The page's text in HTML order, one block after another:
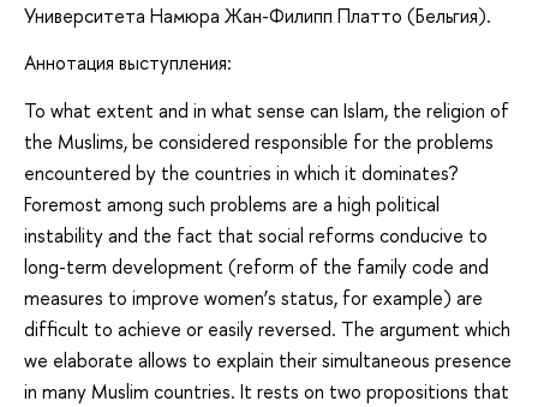
Университета Намюра Жан-Филипп Платто (Бельгия).
Аннотация выступления:
To what extent and in what sense can Islam, the religion of
the Muslims, be considered responsible for the problems
encountered by the countries in which it dominates?
Foremost among such problems are a high political
instability and the fact that social reforms conducive to
long-term development (reform of the family code and
measures to improve women’s status, for example) are
difficult to achieve or easily reversed. The argument which
we elaborate allows to explain their simultaneous presence
in many Muslim countries. It rests on two propositions that